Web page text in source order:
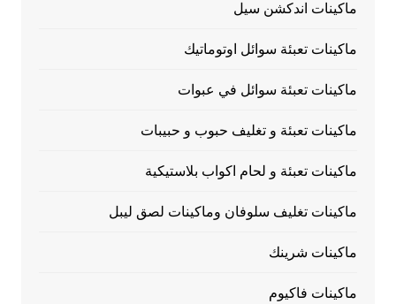
ماكينات اندكشن سيل
ماكينات تعبئة سوائل اوتوماتيك
ماكينات تعبئة سوائل في عبوات
ماكينات تعبئة و تغليف حبوب و حبيبات
ماكينات تعبئة و لحام اكواب بلاستيكية
ماكينات تغليف سلوفان وماكينات لصق ليبل
ماكينات شرينك
ماكينات فاكيوم